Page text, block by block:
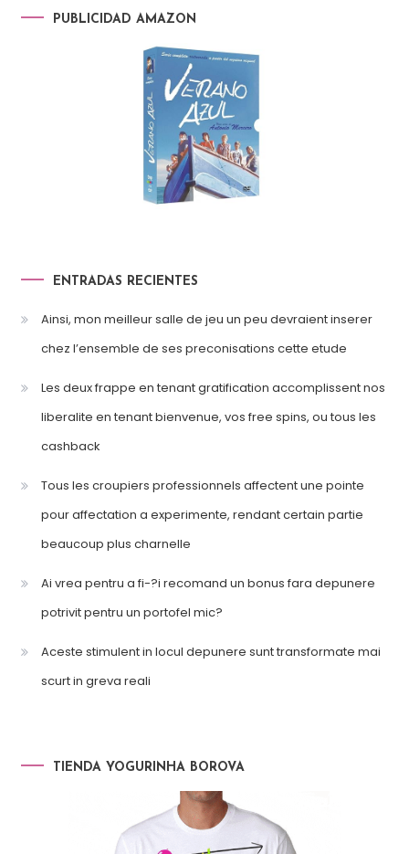
PUBLICIDAD AMAZON
ENTRADAS RECIENTES
Ainsi, mon meilleur salle de jeu un peu devraient inserer
chez l’ensemble de ses preconisations cette etude
Les deux frappe en tenant gratification accomplissent nos
liberalite en tenant bienvenue, vos free spins, ou tous les
cashback
Tous les croupiers professionnels affectent une pointe
pour affectation a experimente, rendant certain partie
beaucoup plus charnelle
Ai vrea pentru a fi-?i recomand un bonus fara depunere
potrivit pentru un portofel mic?
Aceste stimulent in locul depunere sunt transformate mai
scurt in greva reali
TIENDA YOGURINHA BOROVA